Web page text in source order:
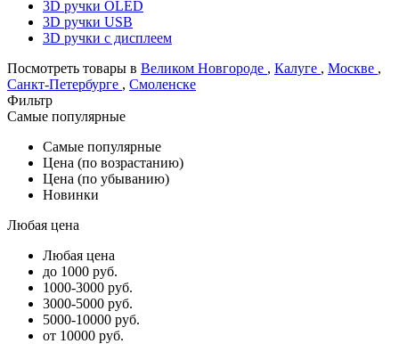
3D ручки OLED
3D ручки USB
3D ручки с дисплеем
Посмотреть товары в Великом Новгороде , Калуге , Москве ,
Санкт-Петербурге , Смоленске
Фильтр
Самые популярные
Самые популярные
Цена (по возрастанию)
Цена (по убыванию)
Новинки
Любая цена
Любая цена
до 1000 руб.
1000-3000 руб.
3000-5000 руб.
5000-10000 руб.
от 10000 руб.